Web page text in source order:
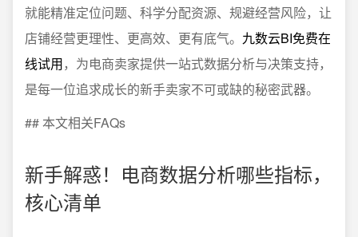
就能精准定位问题、科学分配资源、规避经营风险，让
店铺经营更理性、更高效、更有底气。 九数云BI免费在
线试用，为电商卖家提供一站式数据分析与决策支持，
是每一位追求成长的新手卖家不可或缺的秘密武器。
## 本文相关FAQs
新手解惑！电商数据分析哪些指标，
核心清单